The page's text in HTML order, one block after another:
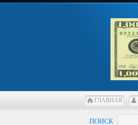
ГЛАВНАЯ
ПОИСК